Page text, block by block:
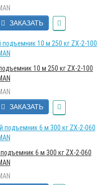
ЗАКАЗАТЬ
10 м 250 кг ZX-2-100
ЗАКАЗАТЬ
6 м 300 кг ZX-2-060